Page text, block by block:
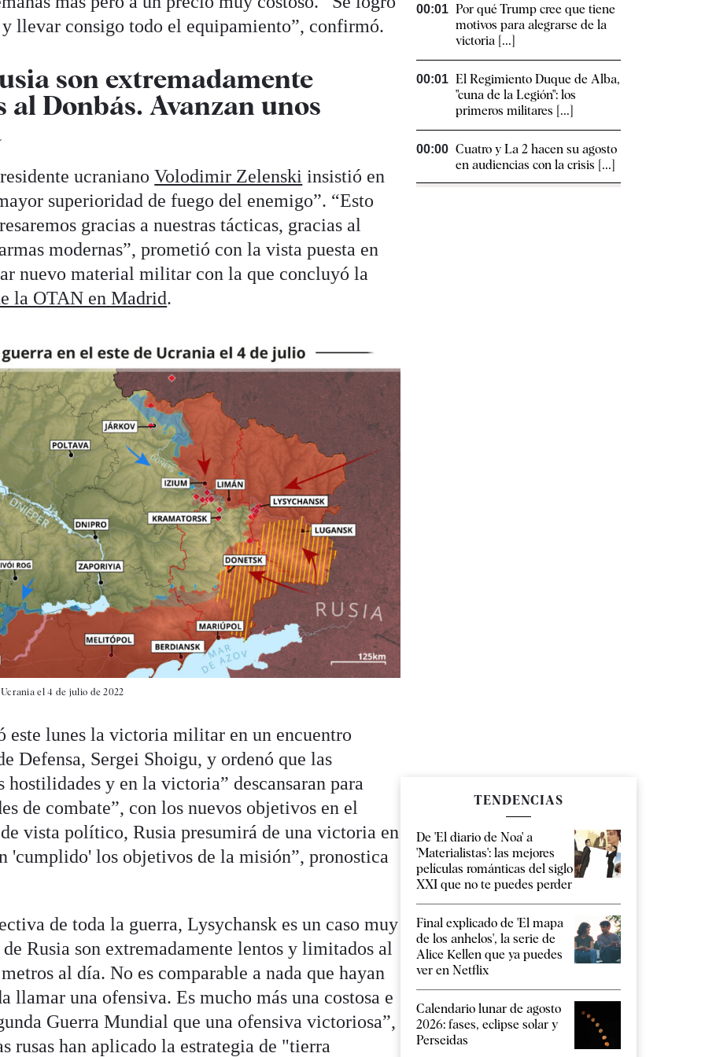
llevar consigo todo el equipamiento”, confirmó.
son extremadamente
Donbás. Avanzan unos
ucranianoVolodimir Zelenski insistió en
superioridad de fuego del enemigo”. “Esto
gracias a nuestras tácticas, gracias al
modernas”, prometió con la vista puesta en
nuevo material militar con la que concluyó la
la OTAN en Madrid.
el 4 de julio de 2022
lunes la victoria militar en un encuentro
Defensa, Sergei Shoigu, y ordenó que las
hostilidades y en la victoria” descansaran para
de combate”, con los nuevos objetivos en el
vista político, Rusia presumirá de una victoria en
'cumplido' los objetivos de la misión”, pronostica
de toda la guerra, Lysychansk es un caso muy
Rusia son extremadamente lentos y limitados al
al día. No es comparable a nada que hayan
llamar una ofensiva. Es mucho más una costosa e
Guerra Mundial que una ofensiva victoriosa”,
rusas han aplicado la estrategia de "tierra
00:01 Por qué Trump cree que tiene
motivos para alegrarse de la
victoria [...]
00:01 El Regimiento Duque de Alba,
"cuna de la Legión": los
primeros militares [...]
00:00 Cuatro y La 2 hacen su agosto
en audiencias con la crisis [...]
TENDENCIAS
De 'El diario de Noa' a
'Materialistas': las mejores
películas románticas del siglo
XXI que no te puedes perder
Final explicado de 'El mapa
de los anhelos', la serie de
Alice Kellen que ya puedes
ver en Netflix
Calendario lunar de agosto
2026: fases, eclipse solar y
Perseidas